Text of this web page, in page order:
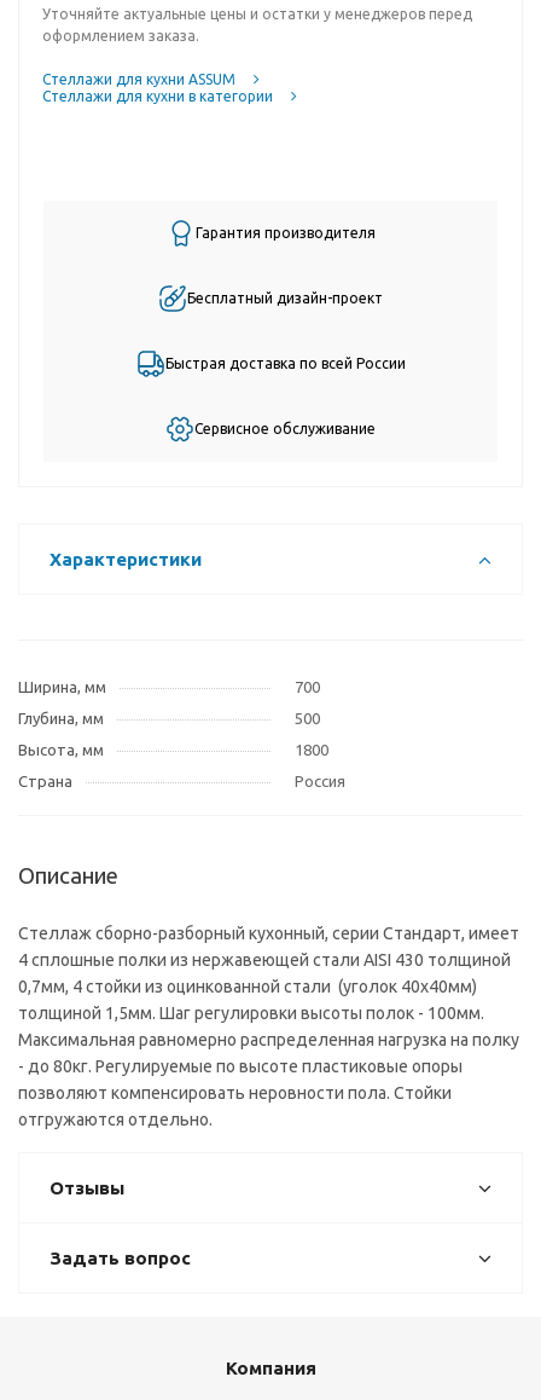
Уточняйте актуальные цены и остатки у менеджеров перед
оформлением заказа.
Стеллажи для кухни ASSUM
Стеллажи для кухни в категории
Гарантия производителя
Бесплатный дизайн-проект
Быстрая доставка по всей России
Сервисное обслуживание
Характеристики
Ширина, мм
700
Глубина, мм
500
Высота, мм
1800
Страна
Россия
Описание
Стеллаж сборно-разборный кухонный, серии Стандарт, имеет
4 сплошные полки из нержавеющей стали AISI 430 толщиной
0,7мм, 4 стойки из оцинкованной стали (уголок 40х40мм)
толщиной 1,5мм. Шаг регулировки высоты полок - 100мм.
Максимальная равномерно распределенная нагрузка на полку
- до 80кг. Регулируемые по высоте пластиковые опоры
позволяют компенсировать неровности пола. Стойки
отгружаются отдельно.
Отзывы
Задать вопрос
Компания